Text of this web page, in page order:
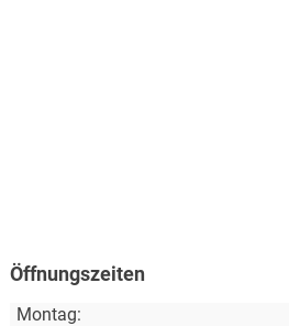
Öffnungszeiten
Montag: